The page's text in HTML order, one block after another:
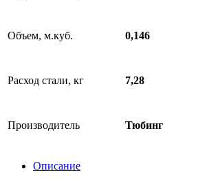
Объем, м.куб. 0,146
Расход стали, кг 7,28
Производитель Тюбинг
Описание